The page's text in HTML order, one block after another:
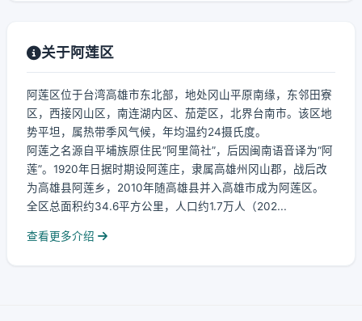
关于阿莲区
阿莲区位于台湾高雄市东北部，地处冈山平原南缘，东邻田寮
区，西接冈山区，南连湖内区、茄萣区，北界台南市。该区地
势平坦，属热带季风气候，年均温约24摄氏度。
阿莲之名源自平埔族原住民“阿里简社”，后因闽南语音译为“阿
莲”。1920年日据时期设阿莲庄，隶属高雄州冈山郡，战后改
为高雄县阿莲乡，2010年随高雄县并入高雄市成为阿莲区。
全区总面积约34.6平方公里，人口约1.7万人（202...
查看更多介绍